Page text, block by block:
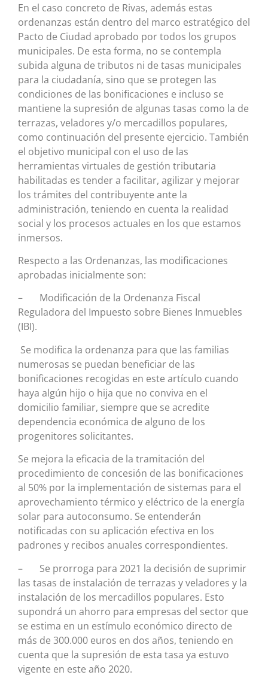
En el caso concreto de Rivas, además estas
ordenanzas están dentro del marco estratégico del
Pacto de Ciudad aprobado por todos los grupos
municipales. De esta forma, no se contempla
subida alguna de tributos ni de tasas municipales
para la ciudadanía, sino que se protegen las
condiciones de las bonificaciones e incluso se
mantiene la supresión de algunas tasas como la de
terrazas, veladores y/o mercadillos populares,
como continuación del presente ejercicio. También
el objetivo municipal con el uso de las
herramientas virtuales de gestión tributaria
habilitadas es tender a facilitar, agilizar y mejorar
los trámites del contribuyente ante la
administración, teniendo en cuenta la realidad
social y los procesos actuales en los que estamos
inmersos.
Respecto a las Ordenanzas, las modificaciones
aprobadas inicialmente son:
– Modificación de la Ordenanza Fiscal
Reguladora del Impuesto sobre Bienes Inmuebles
(IBI).
Se modifica la ordenanza para que las familias
numerosas se puedan beneficiar de las
bonificaciones recogidas en este artículo cuando
haya algún hijo o hija que no conviva en el
domicilio familiar, siempre que se acredite
dependencia económica de alguno de los
progenitores solicitantes.
Se mejora la eficacia de la tramitación del
procedimiento de concesión de las bonificaciones
al 50% por la implementación de sistemas para el
aprovechamiento térmico y eléctrico de la energía
solar para autoconsumo. Se entenderán
notificadas con su aplicación efectiva en los
padrones y recibos anuales correspondientes.
– Se prorroga para 2021 la decisión de suprimir
las tasas de instalación de terrazas y veladores y la
instalación de los mercadillos populares. Esto
supondrá un ahorro para empresas del sector que
se estima en un estímulo económico directo de
más de 300.000 euros en dos años, teniendo en
cuenta que la supresión de esta tasa ya estuvo
vigente en este año 2020.